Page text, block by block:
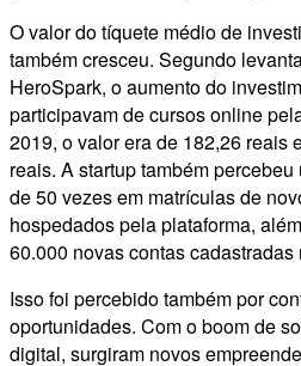
O valor do tíquete médio de
também cresceu. Segundo
HeroSpark, o aumento do
participavam de cursos online
2019, o valor era de 182,26 reais
reais. A startup também
de 50 vezes em matrículas de
hospedados pela plataforma,
60.000 novas contas cadastradas
Isso foi percebido também por
oportunidades. Com o boom de
digital, surgiram novos